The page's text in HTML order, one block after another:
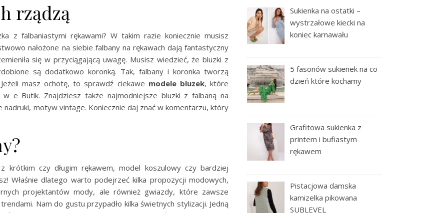
rządzą
z falbaniastymi rękawami? W takim razie koniecznie musisz
nałożone na siebie falbany na rękawach dają fantastyczny
się w przyciągającą uwagę. Musisz wiedzieć, że bluzki z
są dodatkowo koronką. Tak, falbany i koronka tworzą
masz ochotę, to sprawdź ciekawe modele bluzek, które
e Butik. Znajdziesz także najmodniejsze bluzki z falbaną na
motyw vintage. Koniecznie daj znać w komentarzu, który
krótkim czy długim rękawem, model koszulowy czy bardziej
Właśnie dlatego warto podejrzeć kilka propozycji modowych,
projektantów mody, ale również gwiazdy, które zawsze
Nam do gustu przypadło kilka świetnych stylizacji. Jedną
Sukienka na ostatki –
wystrzałowe kiecki na
koniec karnawału
5 fasonów sukienek na co
dzień które kochamy
Grafitowa sukienka z
printem i bufiastym
rękawem
Pistacjowa damska
kamizelka pikowana
SUBLEVEL